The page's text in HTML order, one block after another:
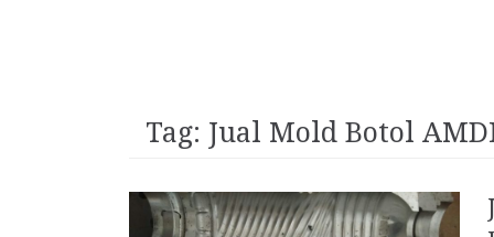
Tag: Jual Mold Botol